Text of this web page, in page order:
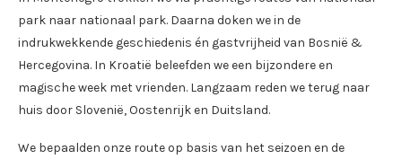
park naar nationaal park. Daarna doken we in de
indrukwekkende geschiedenis én gastvrijheid van Bosnië &
Hercegovina. In Kroatië beleefden we een bijzondere en
magische week met vrienden. Langzaam reden we terug naar
huis door Slovenië, Oostenrijk en Duitsland.
We bepaalden onze route op basis van het seizoen en de